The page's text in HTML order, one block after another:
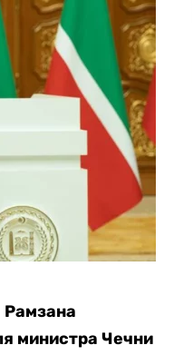
Рамзана
министра Чечни